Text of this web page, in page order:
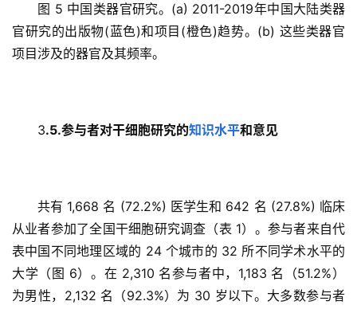
图 5 中国类器官研究。(a) 2011-2019年中国大陆类器
官研究的出版物(蓝色)和项目(橙色)趋势。(b) 这些类器官
项目涉及的器官及其频率。
3.5.参与者对干细胞研究的知识水平和意见
共有 1,668 名 (72.2%) 医学生和 642 名 (27.8%) 临床
从业者参加了全国干细胞研究调查（表 1）。参与者来自代
表中国不同地理区域的 24 个城市的 32 所不同学术水平的
大学（图 6）。在 2,310 名参与者中，1,183 名（51.2%）
为男性，2,132 名（92.3%）为 30 岁以下。大多数参与者